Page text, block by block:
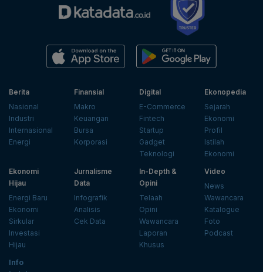
Berita
Nasional
Industri
Internasional
Energi
Finansial
Makro
Keuangan
Bursa
Korporasi
Digital
E-Commerce
Fintech
Startup
Gadget
Teknologi
Ekonopedia
Sejarah
Ekonomi
Profil
Istilah
Ekonomi
Ekonomi
Hijau
Energi Baru
Ekonomi
Sirkular
Investasi
Hijau
Jurnalisme
Data
Infografik
Analisis
Cek Data
In-Depth &
Opini
Telaah
Opini
Wawancara
Laporan
Khusus
Video
News
Wawancara
Katalogue
Foto
Podcast
Info